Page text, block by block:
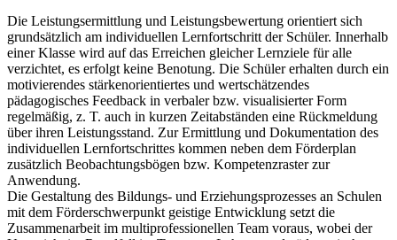
Die Leistungsermittlung und Leistungsbewertung orientiert sich
grundsätzlich am individuellen Lernfortschritt der Schüler. Innerhalb
einer Klasse wird auf das Erreichen gleicher Lernziele für alle
verzichtet, es erfolgt keine Benotung. Die Schüler erhalten durch ein
motivierendes stärkenorientiertes und wertschätzendes
pädagogisches Feedback in verbaler bzw. visualisierter Form
regelmäßig, z. T. auch in kurzen Zeitabständen eine Rückmeldung
über ihren Leistungsstand. Zur Ermittlung und Dokumentation des
individuellen Lernfortschrittes kommen neben dem Förderplan
zusätzlich Beobachtungsbögen bzw. Kompetenzraster zur
Anwendung.
Die Gestaltung des Bildungs- und Erziehungsprozesses an Schulen
mit dem Förderschwerpunkt geistige Entwicklung setzt die
Zusammenarbeit im multiprofessionellen Team voraus, wobei der